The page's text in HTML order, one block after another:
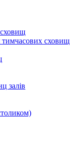
тимчасових сховищ
залів